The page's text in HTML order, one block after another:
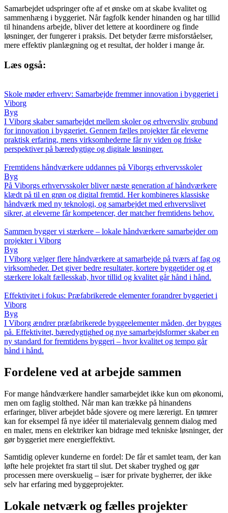
Samarbejdet udspringer ofte af et ønske om at skabe kvalitet og
sammenhæng i byggeriet. Når fagfolk kender hinanden og har tillid
til hinandens arbejde, bliver det lettere at koordinere og finde
løsninger, der fungerer i praksis. Det betyder færre misforståelser,
mere effektiv planlægning og et resultat, der holder i mange år.
Læs også:
Skole møder erhverv: Samarbejde fremmer innovation i byggeriet i
Viborg
Byg
I Viborg skaber samarbejdet mellem skoler og erhvervsliv grobund
for innovation i byggeriet. Gennem fælles projekter får eleverne
praktisk erfaring, mens virksomhederne får ny viden og friske
perspektiver på bæredygtige og digitale løsninger.
Fremtidens håndværkere uddannes på Viborgs erhvervsskoler
Byg
På Viborgs erhvervsskoler bliver næste generation af håndværkere
klædt på til en grøn og digital fremtid. Her kombineres klassiske
håndværk med ny teknologi, og samarbejdet med erhvervslivet
sikrer, at eleverne får kompetencer, der matcher fremtidens behov.
Sammen bygger vi stærkere – lokale håndværkere samarbejder om
projekter i Viborg
Byg
I Viborg vælger flere håndværkere at samarbejde på tværs af fag og
virksomheder. Det giver bedre resultater, kortere byggetider og et
stærkere lokalt fællesskab, hvor tillid og kvalitet går hånd i hånd.
Effektivitet i fokus: Præfabrikerede elementer forandrer byggeriet i
Viborg
Byg
I Viborg ændrer præfabrikerede byggeelementer måden, der bygges
på. Effektivitet, bæredygtighed og nye samarbejdsformer skaber en
ny standard for fremtidens byggeri – hvor kvalitet og tempo går
hånd i hånd.
Fordelene ved at arbejde sammen
For mange håndværkere handler samarbejdet ikke kun om økonomi,
men om faglig stolthed. Når man kan trække på hinandens
erfaringer, bliver arbejdet både sjovere og mere lærerigt. En tømrer
kan for eksempel få nye idéer til materialevalg gennem dialog med
en maler, mens en elektriker kan bidrage med tekniske løsninger, der
gør byggeriet mere energieffektivt.
Samtidig oplever kunderne en fordel: De får et samlet team, der kan
løfte hele projektet fra start til slut. Det skaber tryghed og gør
processen mere overskuelig – især for private bygherrer, der ikke
selv har erfaring med byggeprojekter.
Lokale netværk og fælles projekter